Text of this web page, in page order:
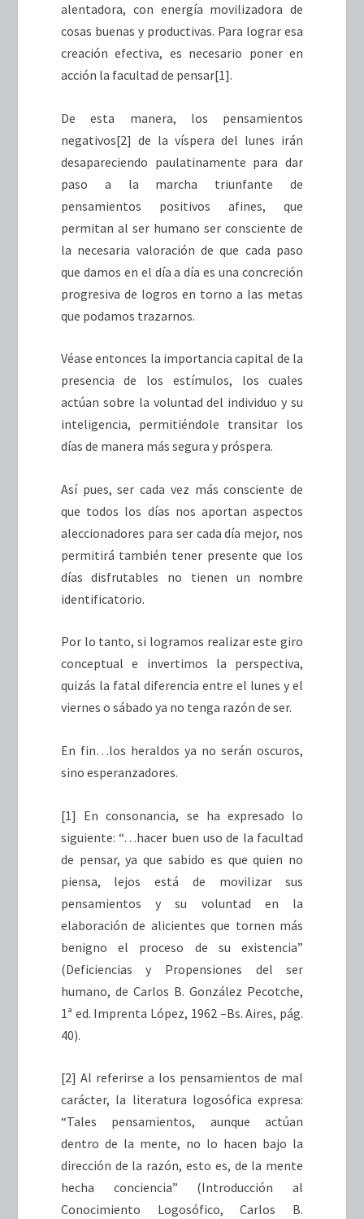
alentadora, con energía movilizadora de
cosas buenas y productivas. Para lograr esa
creación efectiva, es necesario poner en
acción la facultad de pensar[1].
De esta manera, los pensamientos
negativos[2] de la víspera del lunes irán
desapareciendo paulatinamente para dar
paso a la marcha triunfante de
pensamientos positivos afines, que
permitan al ser humano ser consciente de
la necesaria valoración de que cada paso
que damos en el día a día es una concreción
progresiva de logros en torno a las metas
que podamos trazarnos.
Véase entonces la importancia capital de la
presencia de los estímulos, los cuales
actúan sobre la voluntad del individuo y su
inteligencia, permitiéndole transitar los
días de manera más segura y próspera.
Así pues, ser cada vez más consciente de
que todos los días nos aportan aspectos
aleccionadores para ser cada día mejor, nos
permitirá también tener presente que los
días disfrutables no tienen un nombre
identificatorio.
Por lo tanto, si logramos realizar este giro
conceptual e invertimos la perspectiva,
quizás la fatal diferencia entre el lunes y el
viernes o sábado ya no tenga razón de ser.
En fin…los heraldos ya no serán oscuros,
sino esperanzadores.
[1] En consonancia, se ha expresado lo
siguiente: “…hacer buen uso de la facultad
de pensar, ya que sabido es que quien no
piensa, lejos está de movilizar sus
pensamientos y su voluntad en la
elaboración de alicientes que tornen más
benigno el proceso de su existencia”
(Deficiencias y Propensiones del ser
humano, de Carlos B. González Pecotche,
1ª ed. Imprenta López, 1962 –Bs. Aires, pág.
40).
[2] Al referirse a los pensamientos de mal
carácter, la literatura logosófica expresa:
“Tales pensamientos, aunque actúan
dentro de la mente, no lo hacen bajo la
dirección de la razón, esto es, de la mente
hecha conciencia” (Introducción al
Conocimiento Logosófico, Carlos B.